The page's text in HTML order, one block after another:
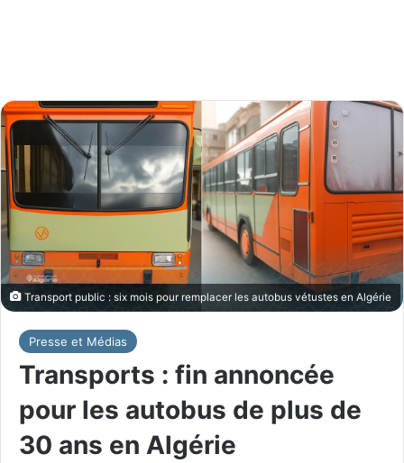
Transport public : six mois pour remplacer les autobus vétustes en Algérie
Presse et Médias
Transports : fin annoncée
pour les autobus de plus de
30 ans en Algérie